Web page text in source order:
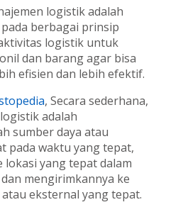
logistik adalah
berbagai prinsip
logistik untuk
dan barang agar bisa
efisien dan lebih efektif.
, Secara sederhana,
adalah
sumber daya atau
pada waktu yang tepat,
lokasi yang tepat dalam
mengirimkannya ke
eksternal yang tepat.